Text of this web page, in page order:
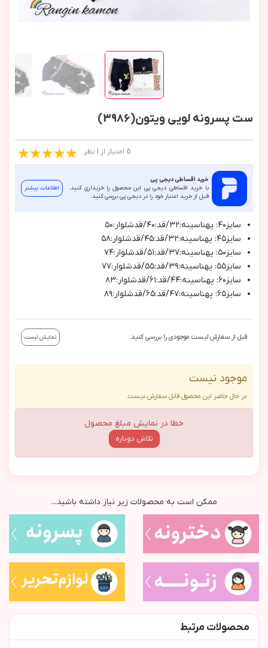
ست پسرونه لویی ویتون(3986)
5 امتیاز از 1 نظر
خرید اقساطی دیجی پی
با خرید اقساطی دیجی پی این محصول را خریداری کنید.
قبل از خرید اعتبار خود را در دیجی پی بررسی کنید.
اطلاعات بیشتر
سايز٤٠: پهناسينه:٣٢/قد:٤٠/قدشلوار:٥٠
سايز٤٥: پهناسينه:٣٢/قد:٤٥/قدشلوار:٥٨
سايز٥٠: پهناسينه:٣٧/قد:٥١/قدشلوار:٧٤
سايز٥٥: پهناسينه:٣٩/قد:٥٥/قدشلوار:٧٧
سايز٦٠: پهناسينه:٤٤/قد:٦١/قدشلوار:٨٣
سايز٦٥: پهناسينه:٤٧/قد:٦٥/قدشلوار:٨٩
قبل از سفارش لیست موجودی را بررسی کنید. نمایش لیست
موجود نیست
در حال حاضر این محصول قابل سفارش نیست.
خطا در نمایش مبلغ محصول
تلاش دوباره
ممکن است به محصولات زیر نیاز داشته باشید...
محصولات مرتبط